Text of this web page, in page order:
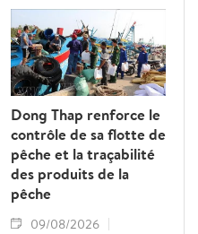
et de mise
contribuant ainsi à
stratégique
Vietnam et l’Inde.
Dong Thap renforce le
contrôle de sa flotte de
pêche et la traçabilité
des produits de la
pêche
09/08/2026